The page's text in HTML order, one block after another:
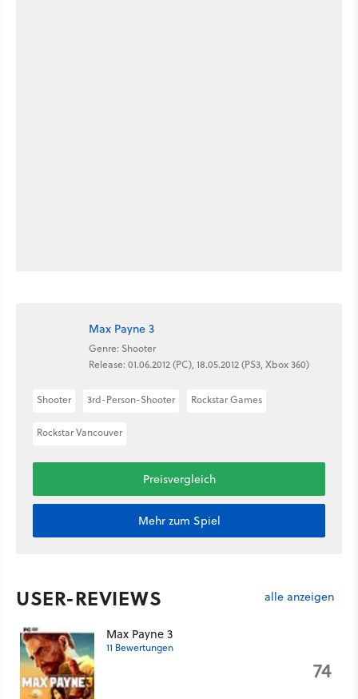
Max Payne 3
Genre: Shooter
Release: 01.06.2012 (PC), 18.05.2012 (PS3, Xbox 360)
Shooter 3rd-Person-Shooter Rockstar Games
Rockstar Vancouver
Preisvergleich
Mehr zum Spiel
USER-REVIEWS alle anzeigen
Max Payne 3
11 Bewertungen
74